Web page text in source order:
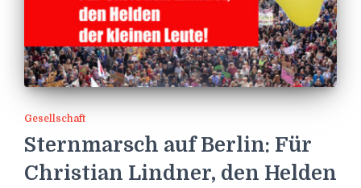
Gesellschaft
Sternmarsch auf Berlin: Für
Christian Lindner, den Helden